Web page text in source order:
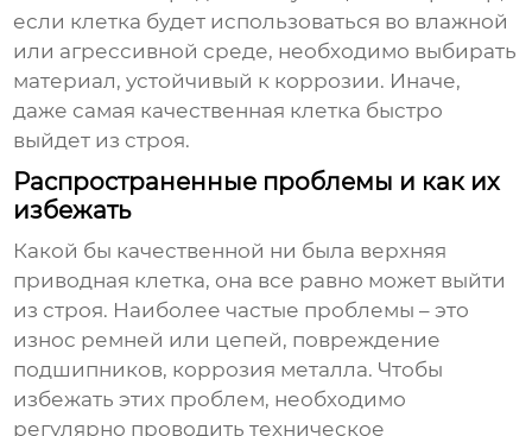
если клетка будет использоваться во влажной
или агрессивной среде, необходимо выбирать
материал, устойчивый к коррозии. Иначе,
даже самая качественная клетка быстро
выйдет из строя.
Распространенные проблемы и как их
избежать
Какой бы качественной ни была верхняя
приводная клетка, она все равно может выйти
из строя. Наиболее частые проблемы – это
износ ремней или цепей, повреждение
подшипников, коррозия металла. Чтобы
избежать этих проблем, необходимо
регулярно проводить техническое